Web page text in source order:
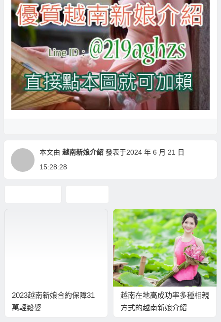
本文由 越南新娘介紹 發表于2024 年 6 月 21 日
15:28:28
2023越南新娘合約保障31
萬輕鬆娶
越南在地高成功率多種相親
方式的越南新娘介紹